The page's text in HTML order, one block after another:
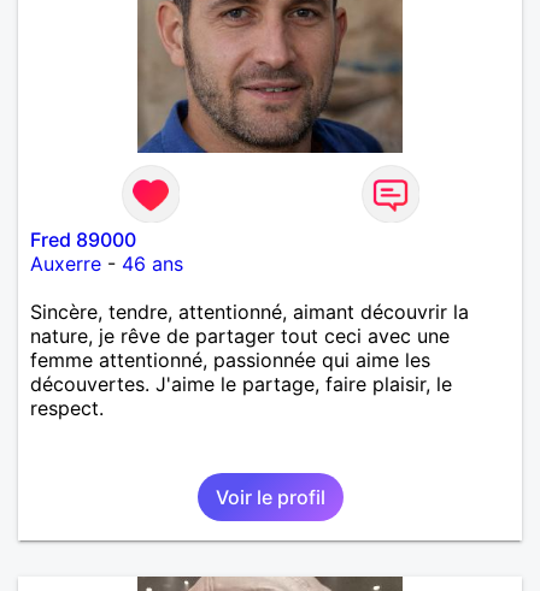
Fred 89000
Auxerre - 46 ans
Sincère, tendre, attentionné, aimant découvrir la
nature, je rêve de partager tout ceci avec une
femme attentionné, passionnée qui aime les
découvertes. J'aime le partage, faire plaisir, le
respect.
Voir le profil